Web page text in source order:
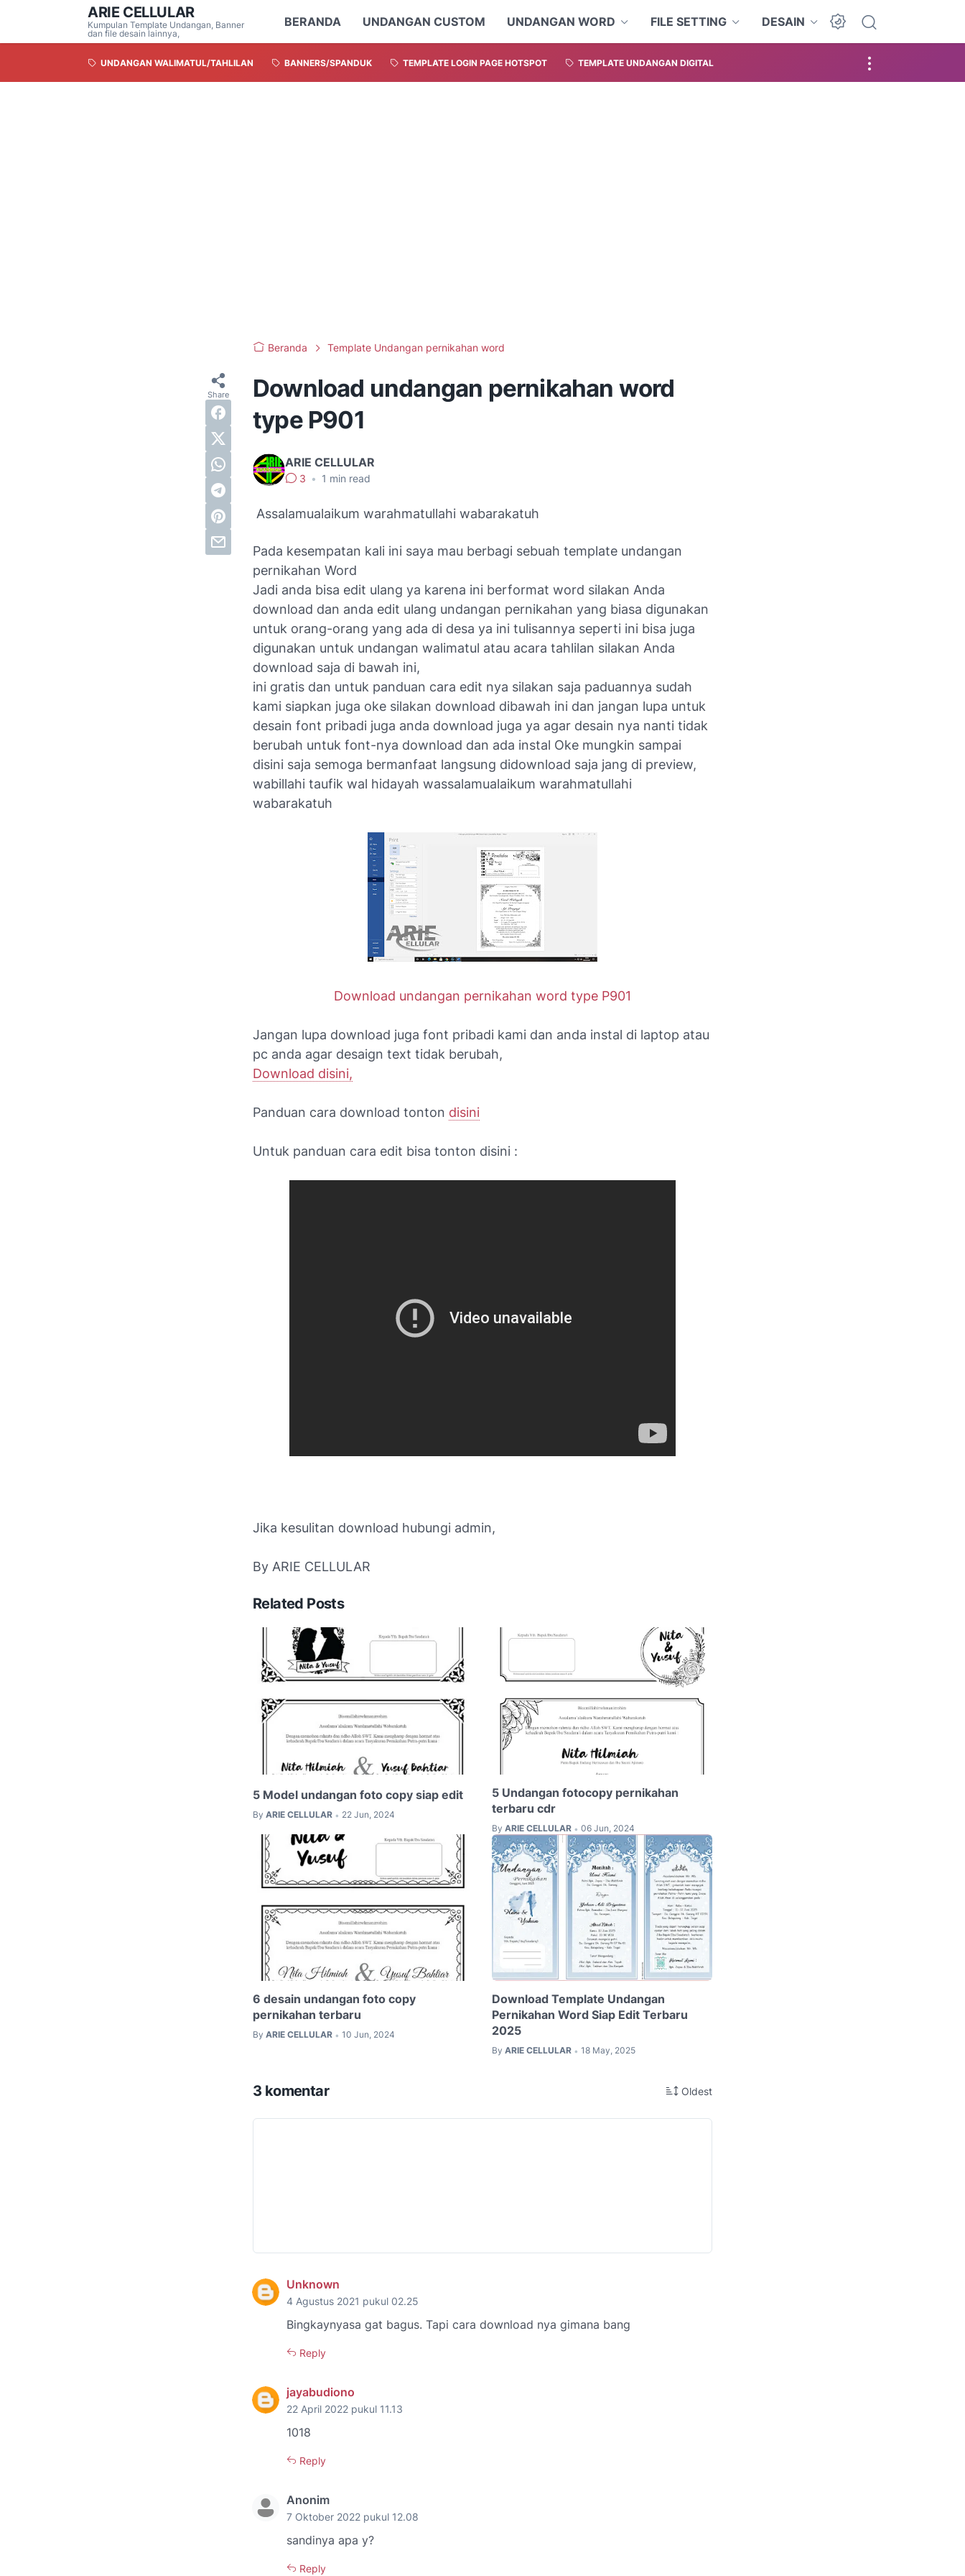
ARIE CELLULAR
Kumpulan Template Undangan, Banner
dan file desain lainnya,
BERANDA UNDANGAN CUSTOM UNDANGAN WORD FILE SETTING DESAIN
UNDANGAN WALIMATUL/TAHLILAN BANNERS/SPANDUK TEMPLATE LOGIN PAGE HOTSPOT TEMPLATE UNDANGAN DIGITAL
Beranda Template Undangan pernikahan word
Download undangan pernikahan word
type P901
ARIE CELLULAR
3 • 1 min read
Assalamualaikum warahmatullahi wabarakatuh
Pada kesempatan kali ini saya mau berbagi sebuah template undangan
pernikahan Word
Jadi anda bisa edit ulang ya karena ini berformat word silakan Anda
download dan anda edit ulang undangan pernikahan yang biasa digunakan
untuk orang-orang yang ada di desa ya ini tulisannya seperti ini bisa juga
digunakan untuk undangan walimatul atau acara tahlilan silakan Anda
download saja di bawah ini,
ini gratis dan untuk panduan cara edit nya silakan saja paduannya sudah
kami siapkan juga oke silakan download dibawah ini dan jangan lupa untuk
desain font pribadi juga anda download juga ya agar desain nya nanti tidak
berubah untuk font-nya download dan ada instal Oke mungkin sampai
disini saja semoga bermanfaat langsung didownload saja jang di preview,
wabillahi taufik wal hidayah wassalamualaikum warahmatullahi
wabarakatuh
Download undangan pernikahan word type P901
Jangan lupa download juga font pribadi kami dan anda instal di laptop atau
pc anda agar desaign text tidak berubah,
Download disini,
Panduan cara download tonton disini
Untuk panduan cara edit bisa tonton disini :
Jika kesulitan download hubungi admin,
By ARIE CELLULAR
Related Posts
5 Model undangan foto copy siap edit
By ARIE CELLULAR • 22 Jun, 2024
5 Undangan fotocopy pernikahan
terbaru cdr
By ARIE CELLULAR • 06 Jun, 2024
6 desain undangan foto copy
pernikahan terbaru
By ARIE CELLULAR • 10 Jun, 2024
Download Template Undangan
Pernikahan Word Siap Edit Terbaru
2025
By ARIE CELLULAR • 18 May, 2025
3 komentar Oldest
Unknown
4 Agustus 2021 pukul 02.25
Bingkaynyasa gat bagus. Tapi cara download nya gimana bang
Reply
jayabudiono
22 April 2022 pukul 11.13
1018
Reply
Anonim
7 Oktober 2022 pukul 12.08
sandinya apa y?
Reply